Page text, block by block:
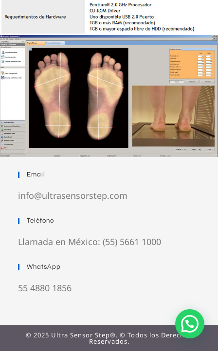
Email
info@ultrasensorstep.com
Teléfono
Llamada en México: (55) 5661 1000
WhatsApp
55 4880 1856
© 2025 Ultra Sensor Step®. © Todos los Derechos
Reservados.